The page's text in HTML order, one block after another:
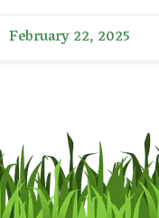
February 22, 2025